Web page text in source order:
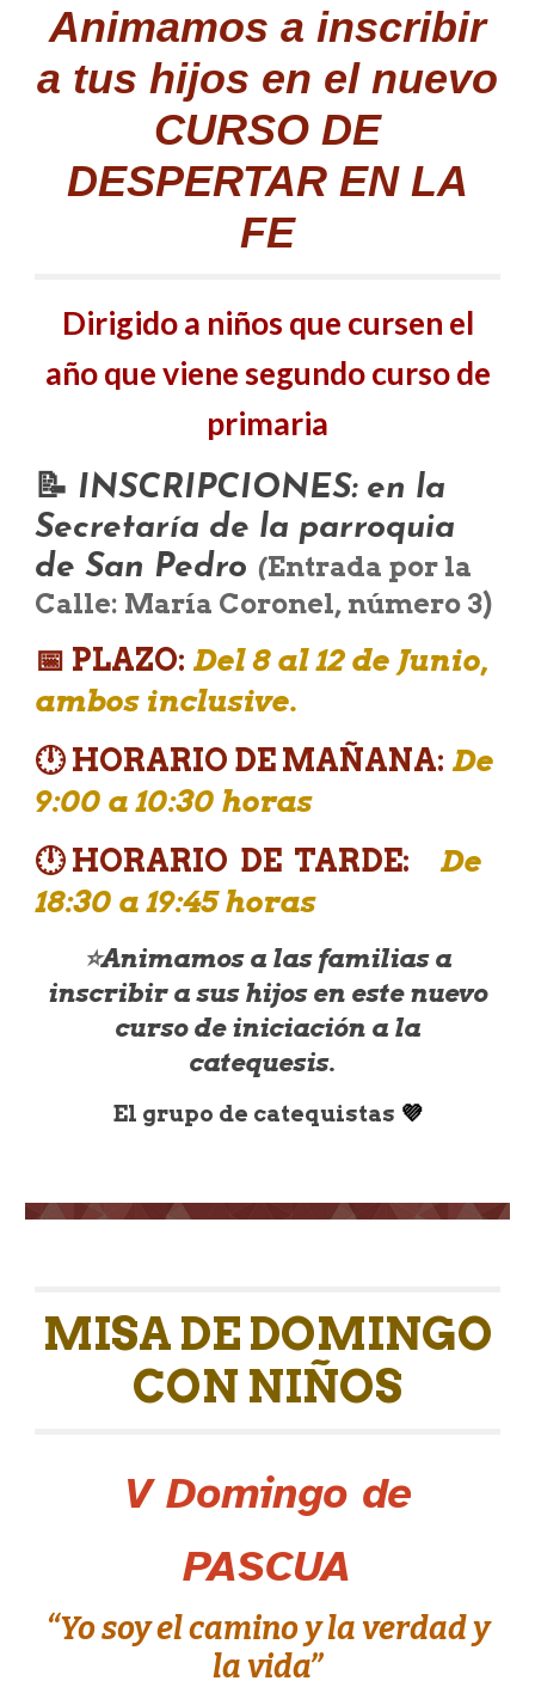
Animamos a inscribir
a tus hijos en el nuevo
CURSO DE
DESPERTAR EN LA
FE
Dirigido a niños que cursen el
año que viene segundo curso de
primaria
📝 INSCRIPCIONES: en la
Secretaría de la parroquia
de San Pedro (Entrada por la
Calle: María Coronel, número 3)
📅 PLAZO: Del 8 al 12 de Junio,
ambos inclusive.
🕛 HORARIO DE MAÑANA: De
9:00 a 10:30 horas
🕛 HORARIO DE TARDE: De
18:30 a 19:45 horas
⭐Animamos a las familias a
inscribir a sus hijos en este nuevo
curso de iniciación a la
catequesis.
El grupo de catequistas 💜
MISA DE DOMINGO
CON NIÑOS
VDomingo de
PASCUA
“Yo soy el camino y la verdad y
la vida”